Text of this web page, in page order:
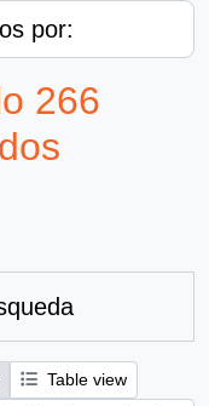
por:
266
Table view